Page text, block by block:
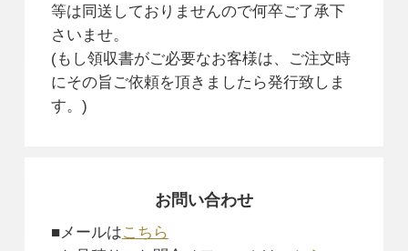
等は同送しておりませんので何卒ご了承下
さいませ。
(もし領収書がご必要なお客様は、ご注文時
にその旨ご依頼を頂きましたら発行致しま
す。)
お問い合わせ
■メールはこちら